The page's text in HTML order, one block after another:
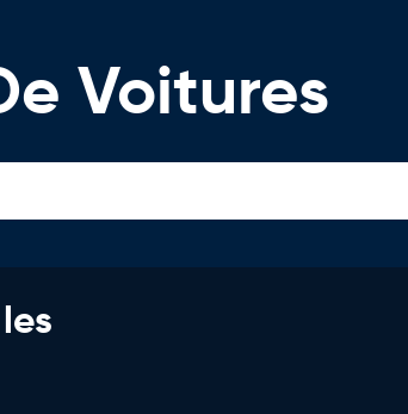
Voitures